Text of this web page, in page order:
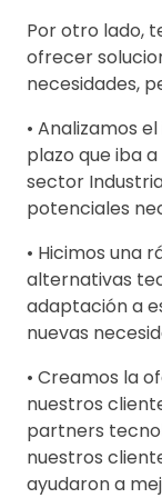
Por otro lado,
ofrecer
necesidades,
• Analizamos
plazo que iba
sector
potenciales
• Hicimos una
alternativas
adaptación a
nuevas
• Creamos la
nuestros
partners
nuestros
ayudaron a